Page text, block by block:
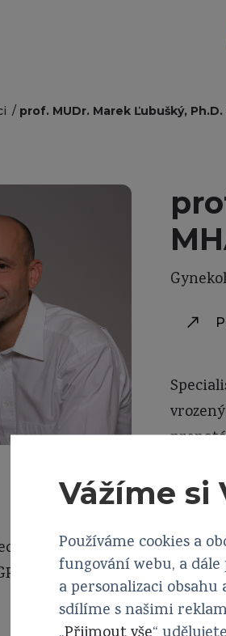
prof. MUDr. Marek Ľubušký, Ph.D.
výboru Sekce
České lékařské společnosti
Vážíme si
Používáme cookies a
fungování webu, a
a personalizaci
sdílíme s našimi